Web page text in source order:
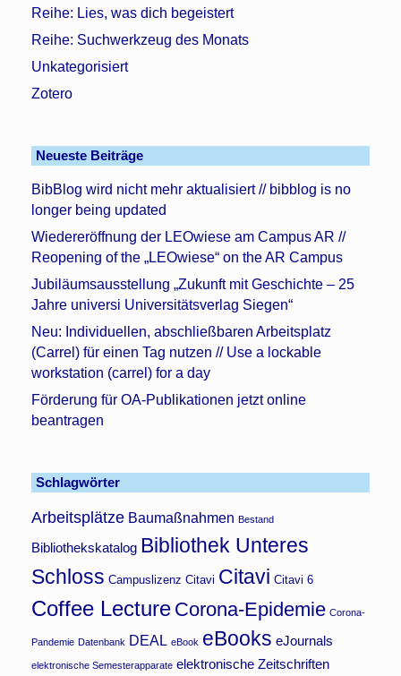
Reihe: Lies, was dich begeistert
Reihe: Suchwerkzeug des Monats
Unkategorisiert
Zotero
Neueste Beiträge
BibBlog wird nicht mehr aktualisiert // bibblog is no
longer being updated
Wiedereröffnung der LEOwiese am Campus AR //
Reopening of the „LEOwiese“ on the AR Campus
Jubiläumsausstellung „Zukunft mit Geschichte – 25
Jahre universi Universitätsverlag Siegen“
Neu: Individuellen, abschließbaren Arbeitsplatz
(Carrel) für einen Tag nutzen // Use a lockable
workstation (carrel) for a day
Förderung für OA-Publikationen jetzt online
beantragen
Schlagwörter
Arbeitsplätze Baumaßnahmen Bestand
Bibliothekskatalog Bibliothek Unteres
Schloss Campuslizenz Citavi Citavi Citavi 6
Coffee Lecture Corona-Epidemie Corona-
Pandemie Datenbank DEAL eBook eBooks eJournals
elektronische Semesterapparate elektronische Zeitschriften